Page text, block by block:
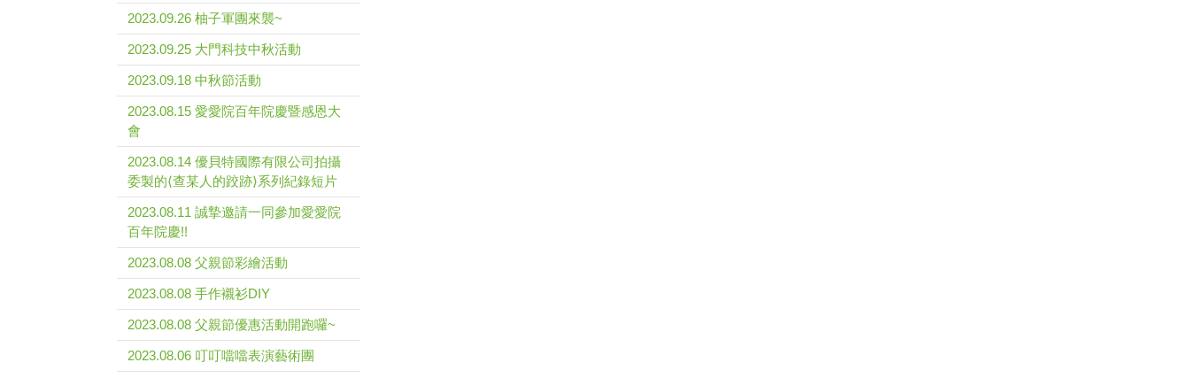
2023.09.26 柚子軍團來襲~
2023.09.25 大門科技中秋活動
2023.09.18 中秋節活動
2023.08.15 愛愛院百年院慶暨感恩大
會
2023.08.14 優貝特國際有限公司拍攝
委製的⟨查某人的跤跡⟩系列紀錄短片
2023.08.11 誠摯邀請一同參加愛愛院
百年院慶!!
2023.08.08 父親節彩繪活動
2023.08.08 手作襯衫DIY
2023.08.08 父親節優惠活動開跑囉~
2023.08.06 叮叮噹噹表演藝術團